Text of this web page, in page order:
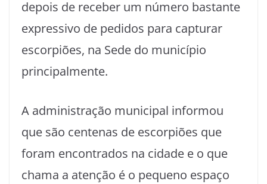
depois de receber um número bastante
expressivo de pedidos para capturar
escorpiões, na Sede do município
principalmente.
A administração municipal informou
que são centenas de escorpiões que
foram encontrados na cidade e o que
chama a atenção é o pequeno espaço